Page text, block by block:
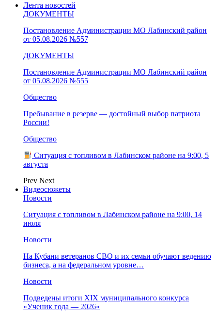
Лента новостей
ДОКУМЕНТЫ
Постановление Администрации МО Лабинский район
от 05.08.2026 №557
ДОКУМЕНТЫ
Постановление Администрации МО Лабинский район
от 05.08.2026 №555
Общество
Пребывание в резерве — достойный выбор патриота
России!
Общество
Ситуация с топливом в Лабинском районе на 9:00, 5
августа
Prev Next
Видеосюжеты
Новости
Ситуация с топливом в Лабинском районе на 9:00, 14
июля
Новости
На Кубани ветеранов СВО и их семьи обучают ведению
бизнеса, а на федеральном уровне…
Новости
Подведены итоги XIX муниципального конкурса
«Ученик года — 2026»